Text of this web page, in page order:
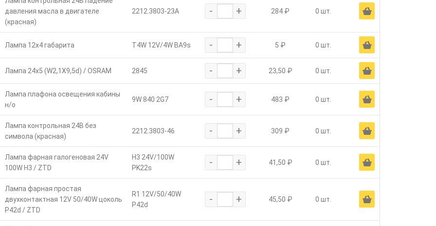
давления масла в двигателе
(красная)
2212.3803-23А - + 284 ₽ 0 шт. Ä
Лампа 12х4 габарита T4W 12V/4W BA9s - + 5 ₽ 0 шт. Ä
Лампа 24х5 (W2,1Х9,5d) / OSRAM 2845 - + 23,50 ₽ 0 шт. Ä
Лампа плафона освещения кабины
н/о
9W 840 2G7 - + 483 ₽ 0 шт. Ä
Лампа контрольная 24В без
символа (красная)
2212.3803-46 - + 309 ₽ 0 шт. Ä
Лампа фарная галогеновая 24V
100W H3 / ZTD
H3 24V/100W
PK22s
- + 41,50 ₽ 0 шт. Ä
Лампа фарная простая
двухконтактная 12V 50/40W цоколь
P42d / ZTD
R1 12V/50/40W
P42d
- + 45,50 ₽ 0 шт. Ä